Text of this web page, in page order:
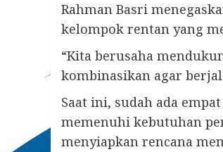
Rahman Basri
kelompok rentan yang
“Kita berusaha
kombinasikan agar
Saat ini, sudah ada
memenuhi kebutuhan
menyiapkan rencana